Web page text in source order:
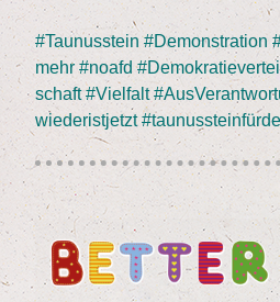
#Tau­nus­stein #Demons­tra­ti­on
mehr #noafd
schaft #Viel­falt
wie­derist­jetzt